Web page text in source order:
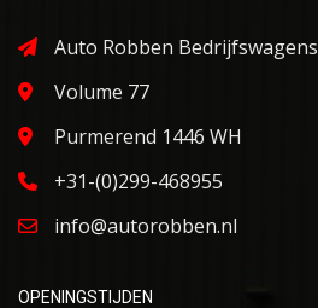
Auto Robben Bedrijfswagens
Volume 77
Purmerend 1446 WH
+31-(0)299-468955
info@autorobben.nl
OPENINGSTIJDEN